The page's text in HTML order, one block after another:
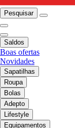
Pesquisar
Saldos
Boas ofertas
Novidades
Sapatilhas
Roupa
Bolas
Adepto
Lifestyle
Equipamentos